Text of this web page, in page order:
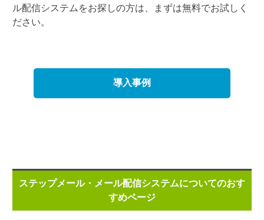
ル配信システムをお探しの方は、まずは無料でお試しく
ださい。
導入事例
ステップメール・メール配信システムについてのおす
すめページ